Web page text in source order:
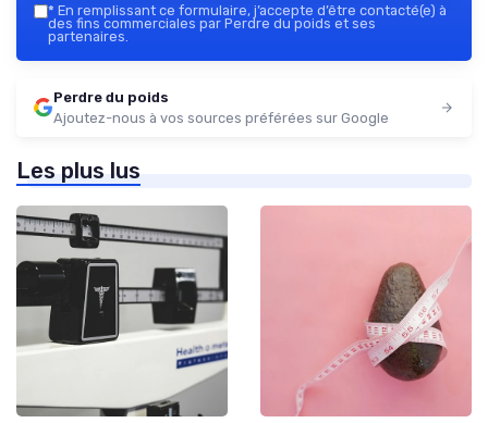
* En remplissant ce formulaire, j’accepte d’être contacté(e) à
des fins commerciales par Perdre du poids et ses
partenaires.
Perdre du poids
Ajoutez-nous à vos sources préférées sur Google
Les plus lus